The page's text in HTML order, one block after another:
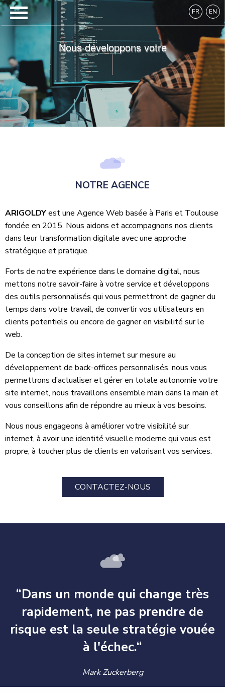
FR EN
Nous développons votre
NOTRE AGENCE
ARIGOLDYest une Agence Web basée à Paris et Toulouse
fondée en 2015. Nous aidons et accompagnons nos clients
dans leur transformation digitale avec une approche
stratégique et pratique.
Forts de notre expérience dans le domaine digital, nous
mettons notre savoir-faire à votre service et développons
des outils personnalisés qui vous permettront de gagner du
temps dans votre travail, de convertir vos utilisateurs en
clients potentiels ou encore de gagner en visibilité sur le
web.
De la conception de sites internet sur mesure au
développement de back-offices personnalisés, nous vous
permettrons d’actualiser et gérer en totale autonomie votre
site internet, nous travaillons ensemble main dans la main et
vous conseillons afin de répondre au mieux à vos besoins.
Nous nous engageons à améliorer votre visibilité sur
internet, à avoir une identité visuelle moderne qui vous est
propre, à toucher plus de clients en valorisant vos services.
CONTACTEZ-NOUS
“Dans un monde qui change très
rapidement, ne pas prendre de
risque est la seule stratégie vouée
à l'échec.“
Mark Zuckerberg